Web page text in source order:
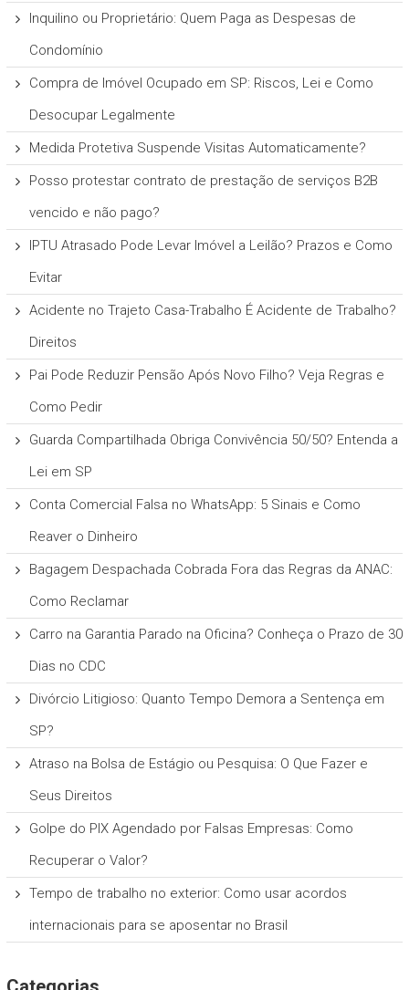
Inquilino ou Proprietário: Quem Paga as Despesas de
Condomínio
Compra de Imóvel Ocupado em SP: Riscos, Lei e Como
Desocupar Legalmente
Medida Protetiva Suspende Visitas Automaticamente?
Posso protestar contrato de prestação de serviços B2B
vencido e não pago?
IPTU Atrasado Pode Levar Imóvel a Leilão? Prazos e Como
Evitar
Acidente no Trajeto Casa-Trabalho É Acidente de Trabalho?
Direitos
Pai Pode Reduzir Pensão Após Novo Filho? Veja Regras e
Como Pedir
Guarda Compartilhada Obriga Convivência 50/50? Entenda a
Lei em SP
Conta Comercial Falsa no WhatsApp: 5 Sinais e Como
Reaver o Dinheiro
Bagagem Despachada Cobrada Fora das Regras da ANAC:
Como Reclamar
Carro na Garantia Parado na Oficina? Conheça o Prazo de 30
Dias no CDC
Divórcio Litigioso: Quanto Tempo Demora a Sentença em
SP?
Atraso na Bolsa de Estágio ou Pesquisa: O Que Fazer e
Seus Direitos
Golpe do PIX Agendado por Falsas Empresas: Como
Recuperar o Valor?
Tempo de trabalho no exterior: Como usar acordos
internacionais para se aposentar no Brasil